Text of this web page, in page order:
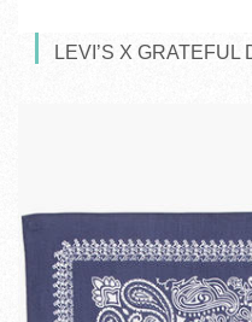
LEVI’S X